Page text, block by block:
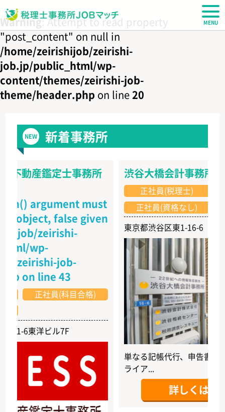
Warning: Attempt to read property
"post_content" on null in
/home/zeirishijob/zeirishi-
job.jp/public_html/wp-
content/themes/zeirishi-job-
theme/header.php on line20
税理士JOBマッチ
NEW 新着事務所
産鑑定士事務所
argument must
false given
zeirishi-
wp-
job-
line 43
正社員(科目合格)
東洋ビル7F
渋谷大橋会計事務所
東京
正社員(税理士)
正社員(資格なし)
東京都渋谷区東1-16-6
単なる記帳代行、申告書作成に
ライア...
詳しくはこちら